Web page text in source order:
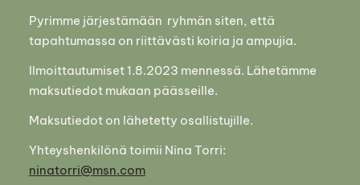
Pyrimme järjestämään ryhmän siten, että
tapahtumassa on riittävästi koiria ja ampujia.
Ilmoittautumiset 1.8.2023 mennessä. Lähetämme
maksutiedot mukaan päässeille.
Maksutiedot on lähetetty osallistujille.
Yhteyshenkilönä toimii Nina Torri:
ninatorri@msn.com